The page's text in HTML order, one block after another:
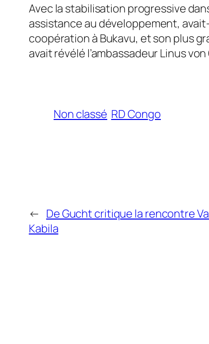
Avec la stabilisation progressive
assistance au développement,
coopération à Bukavu, et son plus
avait révélé l’ambassadeur Linus
Non classé RD Congo
← De Gucht critique la rencontre
Kabila